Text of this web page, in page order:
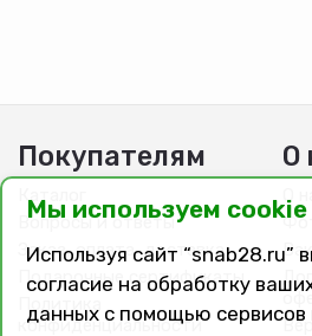
Покупателям
Каталог
Вопросы и ответы
Заказ, оплата, доставка
Подарочные сертификаты
конфиденциальности
О
О
Мы используем cookie
Используя сайт “snab28.ru”
согласие на обработку
данных с помощью